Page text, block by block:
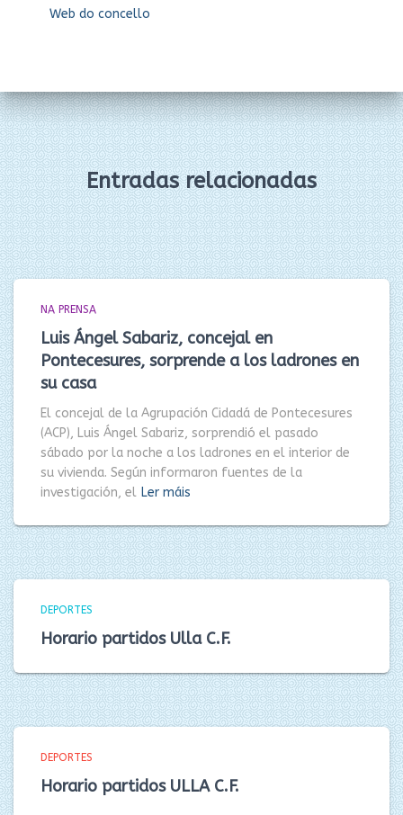
Web do concello
Entradas relacionadas
NA PRENSA
Luis Ángel Sabariz, concejal en
Pontecesures, sorprende a los ladrones en
su casa
El concejal de la Agrupación Cidadá de Pontecesures
(ACP), Luis Ángel Sabariz, sorprendió el pasado
sábado por la noche a los ladrones en el interior de
su vivienda. Según informaron fuentes de la
investigación, el Ler máis
DEPORTES
Horario partidos Ulla C.F.
DEPORTES
Horario partidos ULLA C.F.